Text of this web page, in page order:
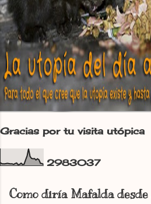
Gracias por tu visita utópica
2983037
Como diría Mafalda